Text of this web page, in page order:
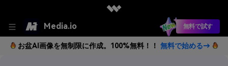
Media.io 無料で試す
お盆AI画像を無制限に作成。100%無料！！ 無料で始める→